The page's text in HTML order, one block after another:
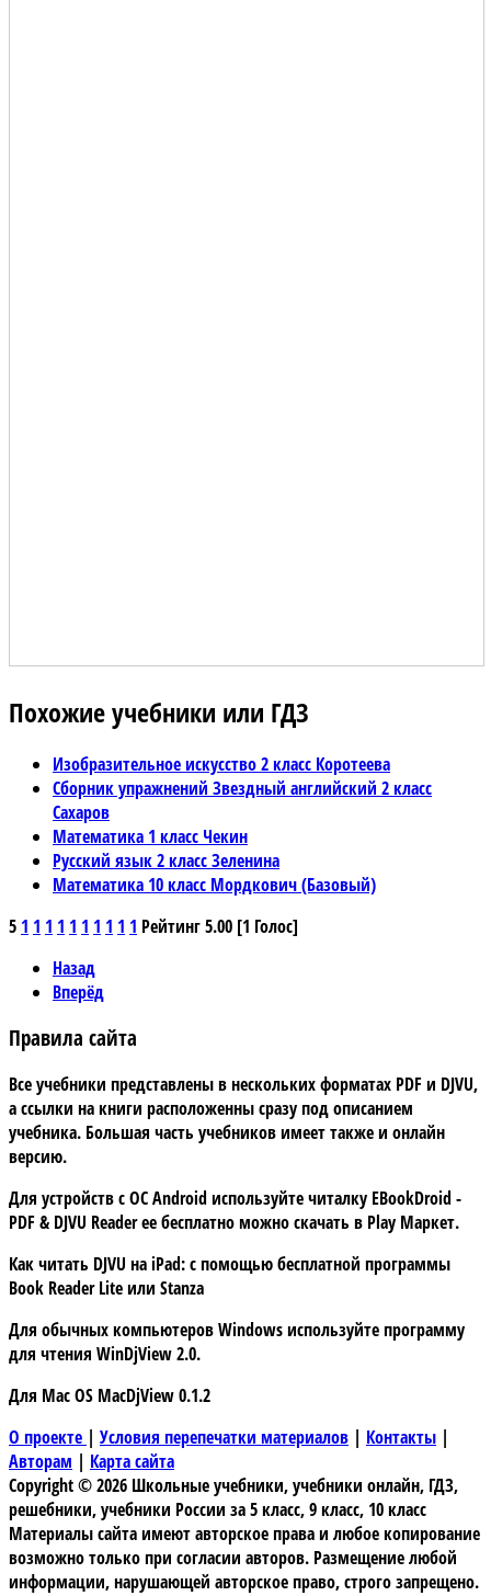
Похожие учебники или ГДЗ
Изобразительное искусство 2 класс Коротеева
Сборник упражнений Звездный английский 2 класс
Сахаров
Математика 1 класс Чекин
Русский язык 2 класс Зеленина
Математика 10 класс Мордкович (Базовый)
5 1 1 1 1 1 1 1 1 1 1 Рейтинг 5.00 [1 Голос]
Назад
Вперёд
Правила сайта
Все учебники представлены в нескольких форматах PDF и DJVU,
а ссылки на книги расположенны сразу под описанием
учебника. Большая часть учебников имеет также и онлайн
версию.
Для устройств сОС Android используйте читалку EBookDroid -
PDF & DJVU Readerее бесплатно можно скачать в Play Маркет.
Как читать DJVU на iPad:с помощью бесплатной программы
Book Reader Liteили Stanza
Для обычных компьютеров Windows используйте программу
для чтения WinDjView 2.0.
Для Mac OS MacDjView 0.1.2
О проекте | Условия перепечатки материалов | Контакты |
Авторам | Карта сайта
Copyright © 2026 Школьные учебники, учебники онлайн, ГДЗ,
решебники, учебники России за 5 класс, 9 класс, 10 класс
Материалы сайта имеют авторское права и любое копирование
возможно только при согласии авторов. Размещение любой
информации, нарушающей авторское право, строго запрещено.